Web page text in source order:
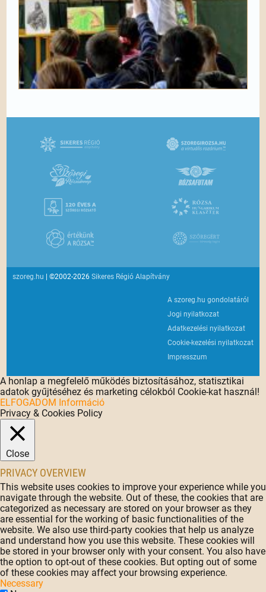
szoreg.hu | ©2002-2026Sikeres Régió Alapítvány
A szoreg.hu gondolatáról
Jogi nyilatkozat
Adatkezelési nyilatkozat
Cookie-kezelési nyilatkozat
Impresszum
A honlap a megfelelő működés biztosításához, statisztikai
adatok gyűjtéséhez és marketing célokból Cookie-kat használ!
ELFOGADOM Információ
Privacy & Cookies Policy
Close
PRIVACY OVERVIEW
This website uses cookies to improve your experience while you
navigate through the website. Out of these, the cookies that are
categorized as necessary are stored on your browser as they
are essential for the working of basic functionalities of the
website. We also use third-party cookies that help us analyze
and understand how you use this website. These cookies will
be stored in your browser only with your consent. You also have
the option to opt-out of these cookies. But opting out of some
of these cookies may affect your browsing experience.
Necessary